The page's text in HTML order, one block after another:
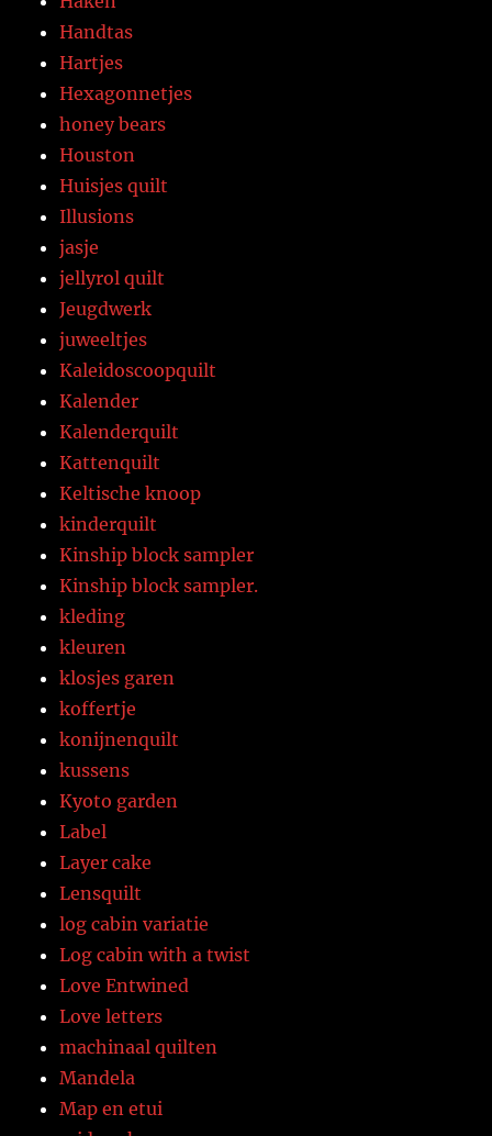
Handtas
Hartjes
Hexagonnetjes
honey bears
Houston
Huisjes quilt
Illusions
jasje
jellyrol quilt
Jeugdwerk
juweeltjes
Kaleidoscoopquilt
Kalender
Kalenderquilt
Kattenquilt
Keltische knoop
kinderquilt
Kinship block sampler
Kinship block sampler.
kleding
kleuren
klosjes garen
koffertje
konijnenquilt
kussens
Kyoto garden
Label
Layer cake
Lensquilt
log cabin variatie
Log cabin with a twist
Love Entwined
Love letters
machinaal quilten
Mandela
Map en etui